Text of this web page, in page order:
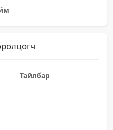
Тайлбар